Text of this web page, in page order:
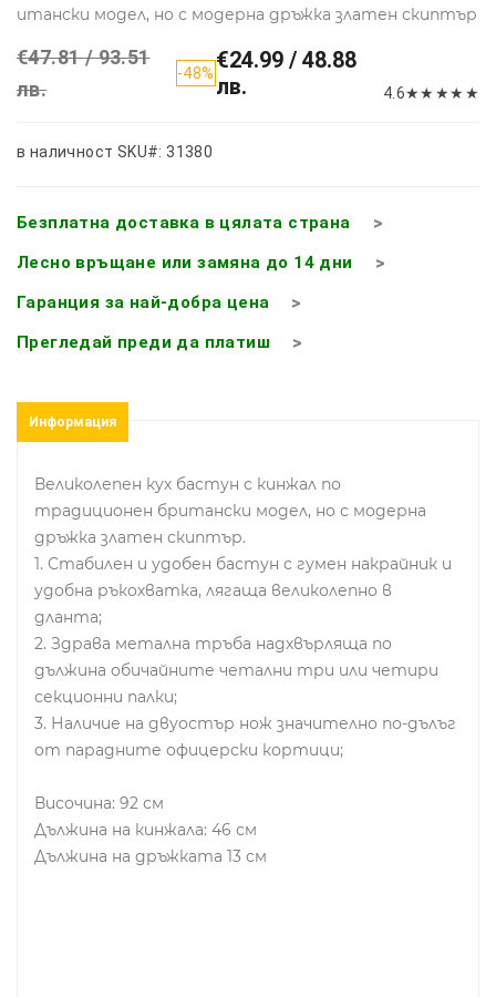
итански модел, но с модерна дръжка златен скиптър
€47.81 / 93.51
лв.
-48%€24.99 / 48.88
лв.
4.6★★ ★★ ★
в наличност SKU#: 31380
Безплатна доставка в цялата страна
Лесно връщане или замяна до 14 дни
Гаранция за най-добра цена
Прегледай преди да платиш
Информация
Великолепен кух бастун с кинжал по
традиционен британски модел, но с модерна
дръжка златен скиптър.
1. Стабилен и удобен бастун с гумен накрайник и
удобна ръкохватка, лягаща великолепно в
дланта;
2. Здрава метална тръба надхвърляща по
дължина обичайните четални три или четири
секционни палки;
3. Наличие на двуостър нож значително по-дълъг
от парадните офицерски кортици;
Височина: 92 см
Дължина на кинжала: 46 см
Дължина на дръжката 13 см